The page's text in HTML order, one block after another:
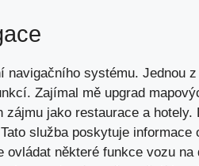
navigačního systému. Jednou
Zajímal mě upgrad
jako restaurace a
služba poskytuje informace
některé funkce vozu